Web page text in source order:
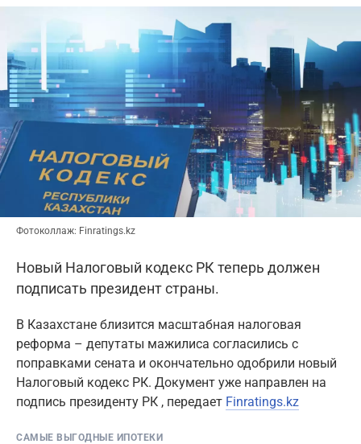
Фотоколлаж: Finratings.kz
Новый Налоговый кодекс РК теперь должен
подписать президент страны.
В Казахстане близится масштабная налоговая
реформа – депутаты мажилиса согласились с
поправками сената и окончательно одобрили новый
Налоговый кодекс РК. Документ уже направлен на
подпись президенту РК , передает Finratings.kz
САМЫЕ ВЫГОДНЫЕ ИПОТЕКИ